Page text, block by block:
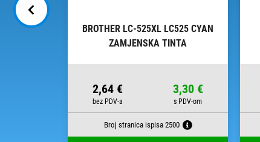
BROTHER LC-525XL LC525 CYAN
ZAMJENSKA TINTA
2,64 € 3,30 €
Broj stranica ispisa 2500